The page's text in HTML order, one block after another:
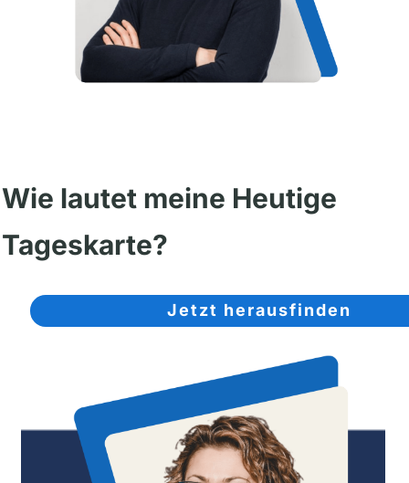
Wie lautet meine Heutige
Tageskarte?
Jetzt herausfinden